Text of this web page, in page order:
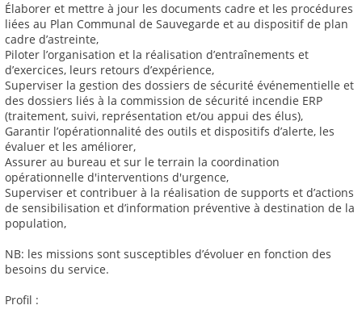
Élaborer et mettre à jour les documents cadre et les procédures
liées au Plan Communal de Sauvegarde et au dispositif de plan
cadre d’astreinte,
Piloter l’organisation et la réalisation d’entraînements et
d’exercices, leurs retours d’expérience,
Superviser la gestion des dossiers de sécurité événementielle et
des dossiers liés à la commission de sécurité incendie ERP
(traitement, suivi, représentation et/ou appui des élus),
Garantir l’opérationnalité des outils et dispositifs d’alerte, les
évaluer et les améliorer,
Assurer au bureau et sur le terrain la coordination
opérationnelle d'interventions d'urgence,
Superviser et contribuer à la réalisation de supports et d’actions
de sensibilisation et d’information préventive à destination de la
population,
NB: les missions sont susceptibles d’évoluer en fonction des
besoins du service.
Profil :